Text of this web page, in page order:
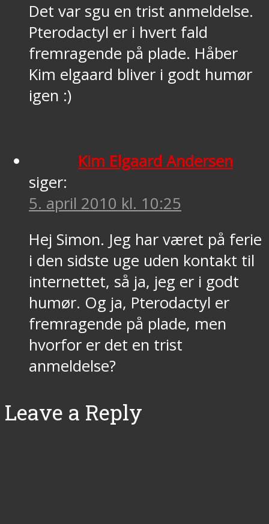
Det var sgu en trist anmeldelse.
Pterodactyl er i hvert fald
fremragende på plade. Håber
Kim elgaard bliver i godt humør
igen :)
Kim Elgaard Andersen
siger:
5. april 2010 kl. 10:25
Hej Simon. Jeg har været på ferie
i den sidste uge uden kontakt til
internettet, så ja, jeg er i godt
humør. Og ja, Pterodactyl er
fremragende på plade, men
hvorfor er det en trist
anmeldelse?
Leave a Reply